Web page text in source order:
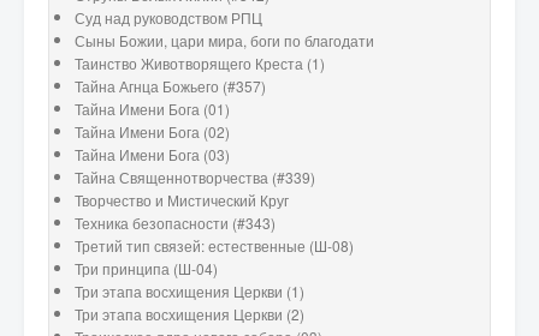
Суд над руководством РПЦ
Сыны Божии, цари мира, боги по благодати
Таинство Животворящего Креста (1)
Тайна Агнца Божьего (#357)
Тайна Имени Бога (01)
Тайна Имени Бога (02)
Тайна Имени Бога (03)
Тайна Священнотворчества (#339)
Творчество и Мистический Круг
Техника безопасности (#343)
Третий тип связей: естественные (Ш-08)
Три принципа (Ш-04)
Три этапа восхищения Церкви (1)
Три этапа восхищения Церкви (2)